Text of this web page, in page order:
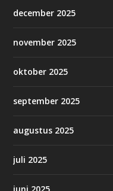
december 2025
november 2025
oktober 2025
september 2025
augustus 2025
juli 2025